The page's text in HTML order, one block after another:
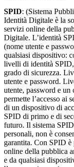
SPID: (Sistema
Identità Digitale è la
servizi online della
Digitale. L’identità
(nome utente e
qualsiasi dispositivo:
livelli di identità
grado di sicurezza.
utente e password.
utente, password e
permette l’accesso ai
di un dispositivo di
SPID di primo e di
futuro. Il sistema
personali, non è
garantita. Con SPID è
online della pubblica
e da qualsiasi